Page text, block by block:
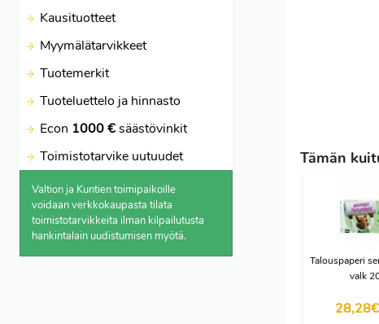
Kausituotteet
Myymälätarvikkeet
Tuotemerkit
Tuoteluettelo ja hinnasto
Econ 1000 €säästövinkit
Toimistotarvike uutuudet
Valtion ja Kuntien toimipaikoille
voidaan verkkokaupasta tilata
toimistotarvikkeita ilman kilpailutusta
hankintalain uudistumisen myötä.
Tämän
Talouspaperi
valk
28,28€